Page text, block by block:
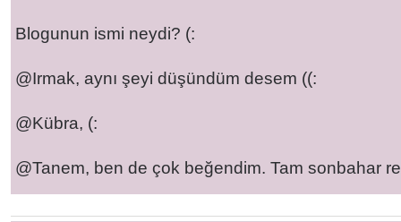
Blogunun ismi neydi? (:
@Irmak, aynı şeyi düşündüm desem ((:
@Kübra, (:
@Tanem, ben de çok beğendim. Tam sonbahar